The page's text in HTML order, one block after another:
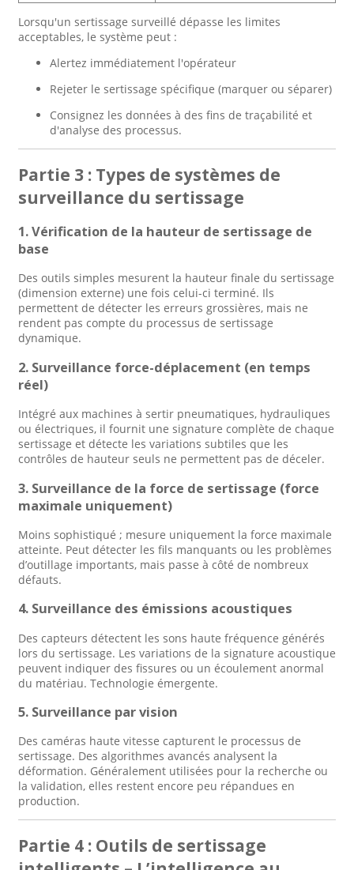
Lorsqu'un sertissage surveillé dépasse les limites
acceptables, le système peut :
Alertez immédiatement l'opérateur
Rejeter le sertissage spécifique (marquer ou séparer)
Consignez les données à des fins de traçabilité et
d'analyse des processus.
Partie 3 : Types de systèmes de
surveillance du sertissage
1. Vérification de la hauteur de sertissage de
base
Des outils simples mesurent la hauteur finale du sertissage
(dimension externe) une fois celui-ci terminé. Ils
permettent de détecter les erreurs grossières, mais ne
rendent pas compte du processus de sertissage
dynamique.
2. Surveillance force-déplacement (en temps
réel)
Intégré aux machines à sertir pneumatiques, hydrauliques
ou électriques, il fournit une signature complète de chaque
sertissage et détecte les variations subtiles que les
contrôles de hauteur seuls ne permettent pas de déceler.
3. Surveillance de la force de sertissage (force
maximale uniquement)
Moins sophistiqué ; mesure uniquement la force maximale
atteinte. Peut détecter les fils manquants ou les problèmes
d’outillage importants, mais passe à côté de nombreux
défauts.
4. Surveillance des émissions acoustiques
Des capteurs détectent les sons haute fréquence générés
lors du sertissage. Les variations de la signature acoustique
peuvent indiquer des fissures ou un écoulement anormal
du matériau. Technologie émergente.
5. Surveillance par vision
Des caméras haute vitesse capturent le processus de
sertissage. Des algorithmes avancés analysent la
déformation. Généralement utilisées pour la recherche ou
la validation, elles restent encore peu répandues en
production.
Partie 4 : Outils de sertissage